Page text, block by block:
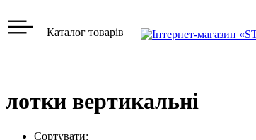
лотки вертикальні
Сортувати:
Каталог товарів